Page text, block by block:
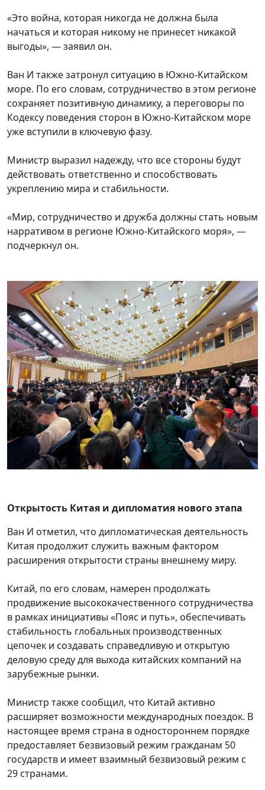
«Это война, которая никогда не должна была
начаться и которая никому не принесет никакой
выгоды», — заявил он.
Ван И также затронул ситуацию в Южно-Китайском
море. По его словам, сотрудничество в этом регионе
сохраняет позитивную динамику, а переговоры по
Кодексу поведения сторон в Южно-Китайском море
уже вступили в ключевую фазу.
Министр выразил надежду, что все стороны будут
действовать ответственно и способствовать
укреплению мира и стабильности.
«Мир, сотрудничество и дружба должны стать новым
нарративом в регионе Южно-Китайского моря», —
подчеркнул он.
Открытость Китая и дипломатия нового этапа
Ван И отметил, что дипломатическая деятельность
Китая продолжит служить важным фактором
расширения открытости страны внешнему миру.
Китай, по его словам, намерен продолжать
продвижение высококачественного сотрудничества
в рамках инициативы «Пояс и путь», обеспечивать
стабильность глобальных производственных
цепочек и создавать справедливую и открытую
деловую среду для выхода китайских компаний на
зарубежные рынки.
Министр также сообщил, что Китай активно
расширяет возможности международных поездок. В
настоящее время страна в одностороннем порядке
предоставляет безвизовый режим гражданам 50
государств и имеет взаимный безвизовый режим с
29 странами.